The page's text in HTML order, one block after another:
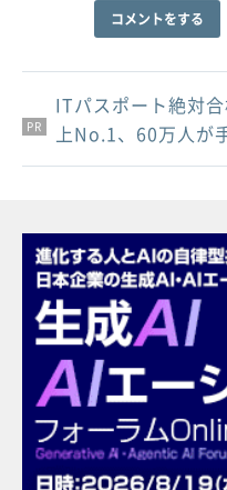
コメントをする
PR
PR
PR
ITパスポート絶対
上No.1、60万人が